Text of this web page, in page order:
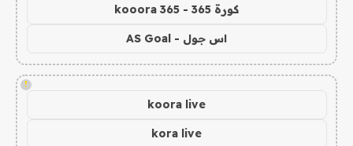
كورة 365 - kooora 365
اس جول - AS Goal
!
koora live
kora live